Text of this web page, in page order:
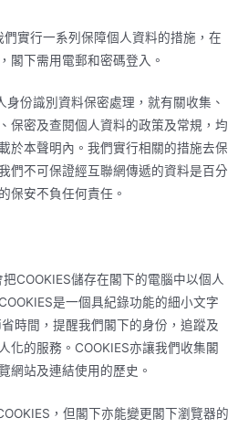
們實行一系列保障個人資料的措施，在
閣下需用電郵和密碼登入。
份識別資料保密處理，就有關收集、
保密及查閱個人資料的政策及常規，均
於本聲明內。我們實行相關的措施去保
們不可保證經互聯網傳遞的資料是百分
保安不負任何責任。
COOKIES儲存在閣下的電腦中以個人
是一個具紀錄功能的細小文字
時間，提醒我們閣下的身份，追蹤及
化的服務。COOKIES亦讓我們收集閣
網站及連結使用的歷史。
，但閣下亦能變更閣下瀏覽器的